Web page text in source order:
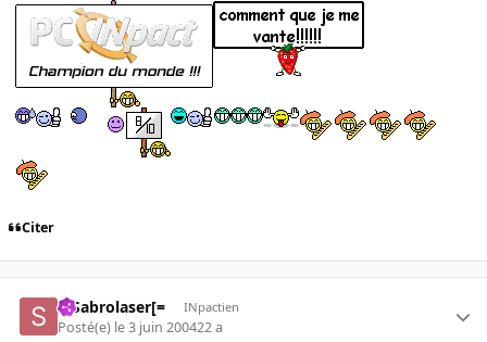
Citer
=]Sabrolaser[= INpactien
Posté(e) le 3 juin 200422 a